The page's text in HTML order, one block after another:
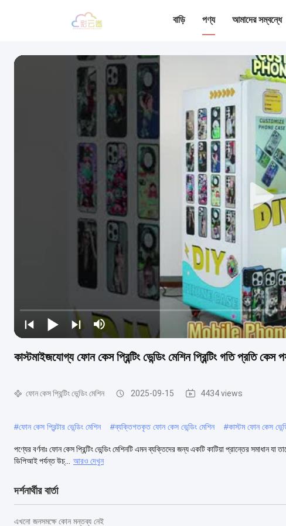
বাড়ি পণ্য আমাদের সম্বন্ধে
কাস্টমাইজযোগ্য ফোন কেস প্রিন্টিং ভেন্ডিং মেশিন প্রিন্টিং গতি
ফোন কেস প্রিন্টিং ভেন্ডিং মেশিন 2025-09-15 4434 views
#ফোন কেস প্রিন্টার ভেন্ডিং মেশিন #ব্যক্তিগতকৃত ফোন কেস ভেন্ডিং মেশিন #কাস্টম ফোন কেস
পণ্যের বর্ণনাঃ ফোন কেস প্রিন্টিং ভেন্ডিং মেশিনটি এমন ব্যক্তিদের জন্য একটি কাটিয়া প্রান্তের
ডিপিআই পর্যন্ত উচ্...
আরও দেখুন
দর্শনার্থীর বার্তা
এখনো জনসমক্ষে কোন মন্তব্য নেই